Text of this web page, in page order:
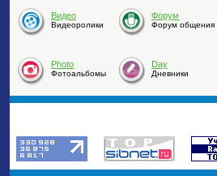
Видео
Видеоролики
Форум
Форум общения
Photo
Фотоальбомы
Day
Дневники